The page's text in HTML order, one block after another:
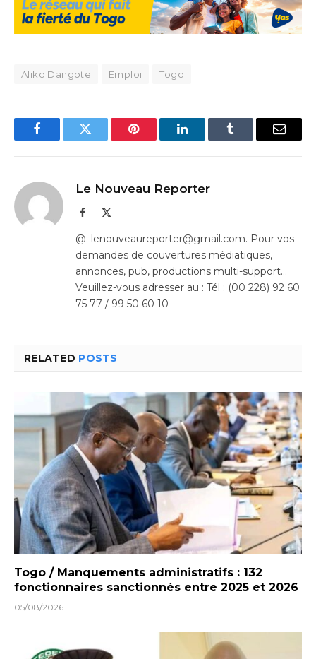
Aliko Dangote Emploi Togo
FacebookTwitter Pinterest LinkedInTumblr Email
Le Nouveau Reporter
Facebook
@: lenouveaureporter@gmail.com. Pour vos
demandes de couvertures médiatiques,
annonces, pub, productions multi-support…
Veuillez-vous adresser au : Tél : (00 228) 92 60
75 77 / 99 50 60 10
RELATED POSTS
Togo / Manquements administratifs : 132
fonctionnaires sanctionnés entre 2025 et 2026
05/08/2026